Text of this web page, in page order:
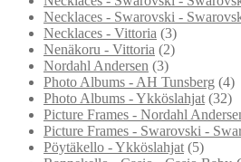
Necklaces - Swarovski -
Necklaces - Vittoria (3)
Nenäkoru - Vittoria (2)
Nordahl Andersen (3)
Photo Albums - AH Tunsberg (4)
Photo Albums - Ykköslahjat (32)
Picture Frames - Nordahl
Picture Frames - Swarovski -
Pöytäkello - Ykköslahjat (5)